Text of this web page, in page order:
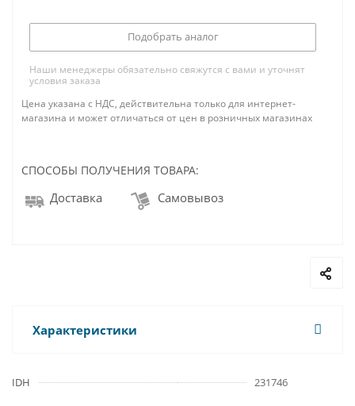
Подобрать аналог
Наши менеджеры обязательно свяжутся с вами и уточнят
условия заказа
Цена указана с НДС, действительна только для интернет-
магазина и может отличаться от цен в розничных магазинах
СПОСОБЫ ПОЛУЧЕНИЯ ТОВАРА:
Доставка Самовывоз
Характеристики
IDH 231746